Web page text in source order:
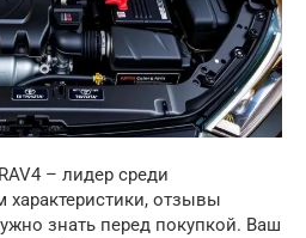
– лидер среди
характеристики, отзывы
знать перед покупкой. Ваш